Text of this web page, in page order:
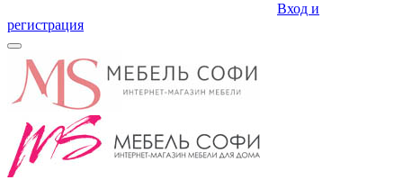
Вход и
регистрация